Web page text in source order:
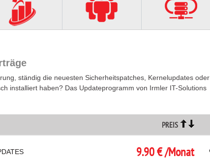
ständig die neuesten Sicherheitspatches, Kernelupdates oder
installiert haben? Das Updateprogramm von Irmler IT-Solutions
PREIS
9.90 € /Monat